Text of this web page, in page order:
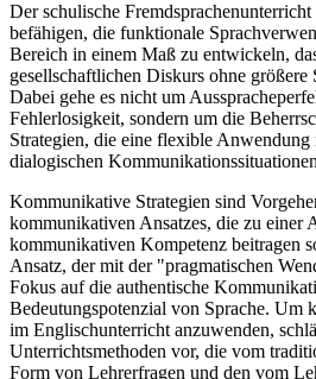
Der schulische
befähigen, die funktionale
Bereich in einem Maß zu entwickeln,
gesellschaftlichen Diskurs ohne
Dabei gehe es nicht um
Fehlerlosigkeit, sondern um die
Strategien, die eine flexible
dialogischen
Kommunikative Strategien sind
kommunikativen Ansatzes, die zu einer
kommunikativen Kompetenz beitragen
Ansatz, der mit der "pragmatischen
Fokus auf die authentische
Bedeutungspotenzial von Sprache. Um
im Englischunterricht anzuwenden,
Unterrichtsmethoden vor, die vom
Form von Lehrerfragen und den vom